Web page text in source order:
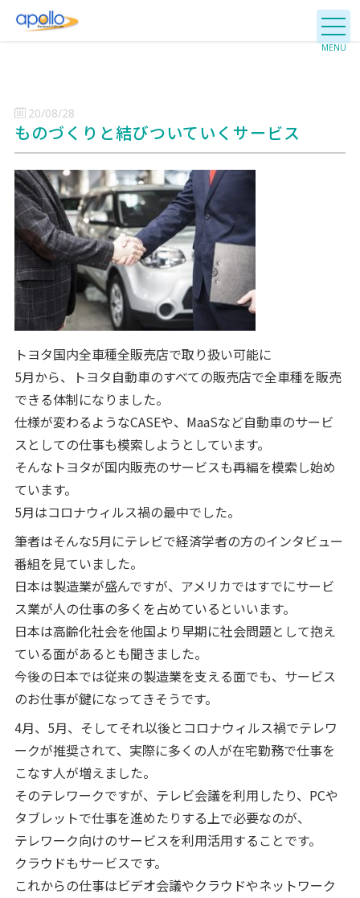
20/08/28
ものづくりと結びついていくサービス
トヨタ国内全車種全販売店で取り扱い可能に
5月から、トヨタ自動車のすべての販売店で全車種を販売
できる体制になりました。
仕様が変わるようなCASEや、MaaSなど自動車のサービ
スとしての仕事も模索しようとしています。
そんなトヨタが国内販売のサービスも再編を模索し始め
ています。
5月はコロナウィルス禍の最中でした。
筆者はそんな5月にテレビで経済学者の方のインタビュー
番組を見ていました。
日本は製造業が盛んですが、アメリカではすでにサービ
ス業が人の仕事の多くを占めているといいます。
日本は高齢化社会を他国より早期に社会問題として抱え
ている面があるとも聞きました。
今後の日本では従来の製造業を支える面でも、サービス
のお仕事が鍵になってきそうです。
4月、5月、そしてそれ以後とコロナウィルス禍でテレワ
ークが推奨されて、実際に多くの人が在宅勤務で仕事を
こなす人が増えました。
そのテレワークですが、テレビ会議を利用したり、PCや
タブレットで仕事を進めたりする上で必要なのが、
テレワーク向けのサービスを利用活用することです。
クラウドもサービスです。
これからの仕事はビデオ会議やクラウドやネットワーク